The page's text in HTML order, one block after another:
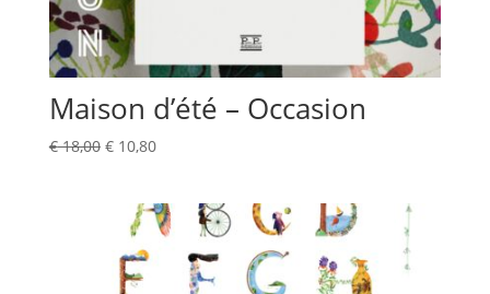
Maison d’été – Occasion
€18,00 Le
était :
€ 18,00.
€10,80Le
est :